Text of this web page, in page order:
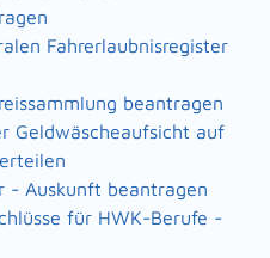
Fahrerlaubnisregister
beantragen
Geldwäscheaufsicht auf
- Auskunft beantragen
für HWK-Berufe -